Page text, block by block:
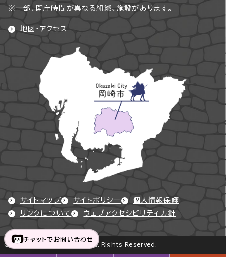
※一部、開庁時間が異なる組織、施設があります。
地図・アクセス
サイトマップ サイトポリシー
個人情報保護
リンクについて
ウェブアクセシビリティ方針
Copyright © Okazaki City All Rights Reserved.
チャットでお問い合わせ